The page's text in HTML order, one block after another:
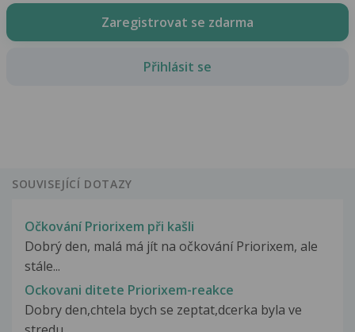
Zaregistrovat se zdarma
Přihlásit se
SOUVISEJÍCÍ DOTAZY
Očkování Priorixem při kašli
Dobrý den, malá má jít na očkování Priorixem, ale
stále...
Ockovani ditete Priorixem-reakce
Dobry den,chtela bych se zeptat,dcerka byla ve